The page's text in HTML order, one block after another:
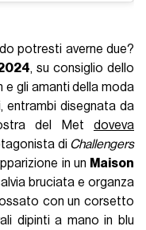
potresti averne due?
, su consiglio dello
e gli amanti della moda
entrambi disegnata da
del Met doveva
di Challengers
in un Maison
bruciata e organza
con un corsetto
dipinti a mano in blu